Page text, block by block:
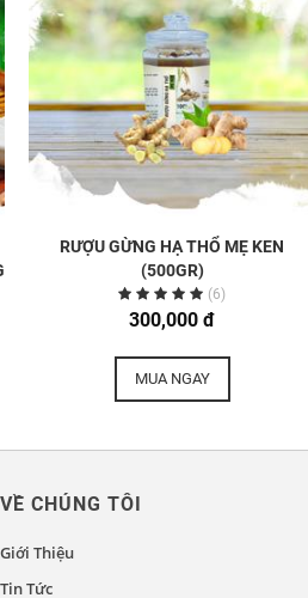
RƯỢU GỪNG HẠ THỔ MẸ KEN
(500GR)
(6)
300,000 đ
MUA NGAY
VỀ CHÚNG TÔI
Giới Thiệu
Tin Tức